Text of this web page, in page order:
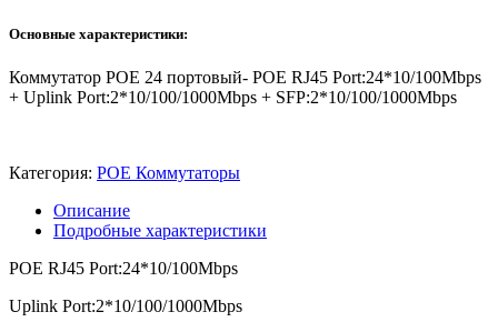
Основные характеристики:
Коммутатор POE 24 портовый- POE RJ45 Port:24*10/100Mbps
+ Uplink Port:2*10/100/1000Mbps + SFP:2*10/100/1000Mbps
Категория: POE Коммутаторы
Описание
Подробные характеристики
POE RJ45 Port:24*10/100Mbps
Uplink Port:2*10/100/1000Mbps